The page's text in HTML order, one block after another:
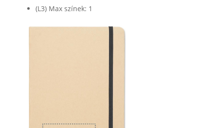
(L3) Max színek: 1